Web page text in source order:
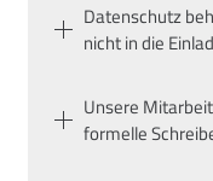
Datenschutz
nicht in die
Unsere
formelle